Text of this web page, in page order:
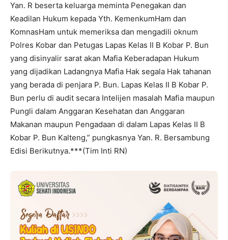
Yan. R beserta keluarga meminta Penegakan dan
Keadilan Hukum kepada Yth. KemenkumHam dan
KomnasHam untuk memeriksa dan mengadili oknum
Polres Kobar dan Petugas Lapas Kelas II B Kobar P. Bun
yang disinyalir sarat akan Mafia Keberadapan Hukum
yang dijadikan Ladangnya Mafia Hak segala Hak tahanan
yang berada di penjara P. Bun. Lapas Kelas II B Kobar P.
Bun perlu di audit secara Intelijen masalah Mafia maupun
Pungli dalam Anggaran Kesehatan dan Anggaran
Makanan maupun Pengadaan di dalam Lapas Kelas II B
Kobar P. Bun Kalteng,” pungkasnya Yan. R. Bersambung
Edisi Berikutnya.***(Tim Inti RN)